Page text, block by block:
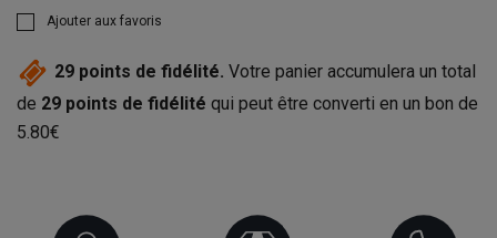
Ajouter aux favoris
29 points de fidélité. Votre panier accumulera un total
de 29 points de fidélité qui peut être converti en un bon de
5.80€